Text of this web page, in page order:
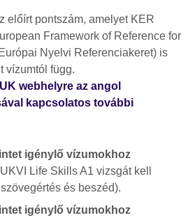
előírt pontszám, amelyet KER
Framework of Reference for
Nyelvi Referenciakeret) is
vízumtól függ.
webhelyre az angol
kapcsolatos további
igénylő vízumokhoz
Life Skills A1 vizsgát kell
és beszéd).
igénylő vízumokhoz